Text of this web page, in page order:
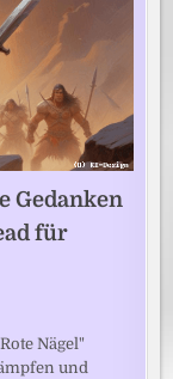
Gedanken
für
Nägel"
und